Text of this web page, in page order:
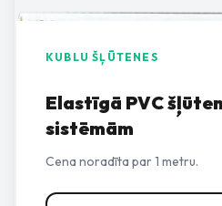
KUBLU ŠĻŪTENES
Elastīgā PVC
sistēmām
Cena noradīta par 1 metru.